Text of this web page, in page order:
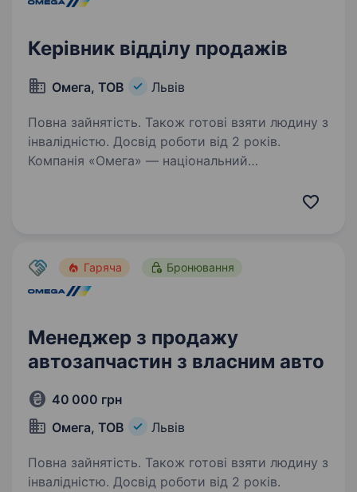
Керівник відділу продажів
Омега, ТОВ Львів
Повна зайнятість. Також готові взяти людину з
інвалідністю. Досвід роботи від 2 років.
Компанія «Омега» — національний
до нашої команди…
Гаряча Бронювання
Менеджер з продажу
автозапчастин з власним авто
40 000 грн
Омега, ТОВ
Львів
Повна зайнятість. Також готові взяти людину з
інвалідністю. Досвід роботи від 2 років.